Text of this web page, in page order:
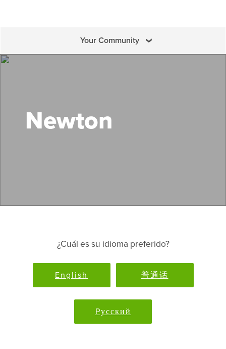
Your Community
Newton
¿Cuál es su idioma preferido?
English 普通话
Pусский